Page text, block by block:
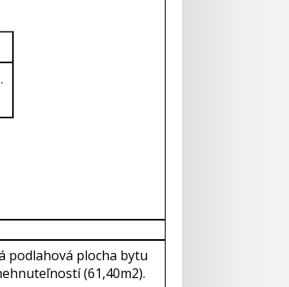
podlahová plocha bytu
(61,40m2).